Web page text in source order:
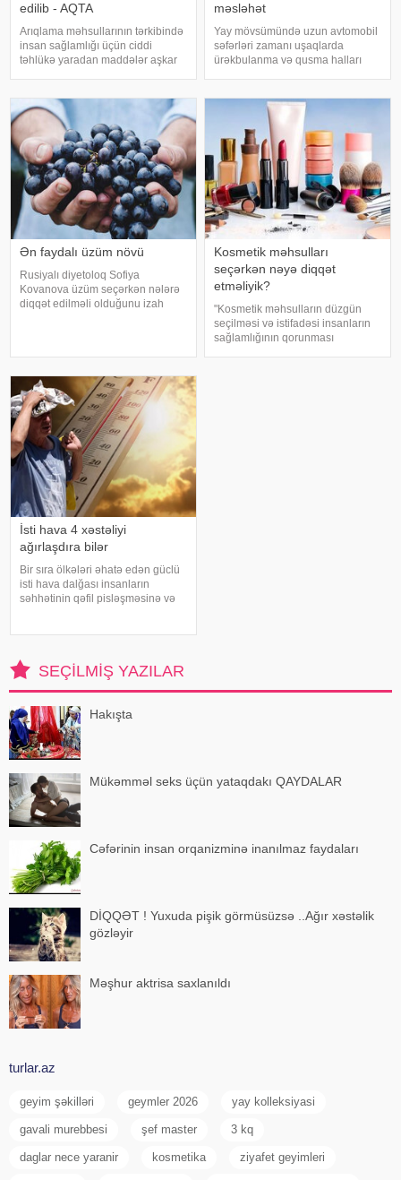
edilib - AQTA
Arıqlama məhsullarının tərkibində
insan sağlamlığı üçün ciddi
təhlükə yaradan maddələr aşkar
Təhlükəsizliyi Agentliyinin (AQTA)
Qida təhlükəsizliyi şöbəsinin
məsləhət
Yay mövsümündə uzun avtomobil
səfərləri zamanı uşaqlarda
ürəkbulanma və qusma halları
beynin gözlərdən və bədənin
hərəkətindən gələn siqnallar
arasındakı uyğunsuzluqda
Ən faydalı üzüm növü
Rusiyalı diyetoloq Sofiya
Kovanova üzüm seçərkən nələrə
diqqət edilməli olduğunu izah
rəngdə olan üzüm sortlar
Kosmetik məhsulları
seçərkən nəyə diqqət
etməliyik?
"Kosmetik məhsulların düzgün
seçilməsi və istifadəsi insanların
sağlamlığının qorunması
İsti hava 4 xəstəliyi
ağırlaşdıra bilər
Bir sıra ölkələri əhatə edən güclü
isti hava dalğası insanların
səhhətinin qəfil pisləşməsinə və
mediaySEÇILMIŞ YAZILAR
Hakışta
Mükəmməl seks üçün yataqdakı QAYDALAR
Cəfərinin insan orqanizminə inanılmaz faydaları
DİQQƏT ! Yuxuda pişik görmüsüzsə ..Ağır xəstəlik
gözləyir
Məşhur aktrisa saxlanıldı
turlar.az
geyim şəkilləri geymler 2026 yay kolleksiyasi
gavali murebbesi şef master 3 kq
daglar nece yaranir kosmetika ziyafet geyimleri